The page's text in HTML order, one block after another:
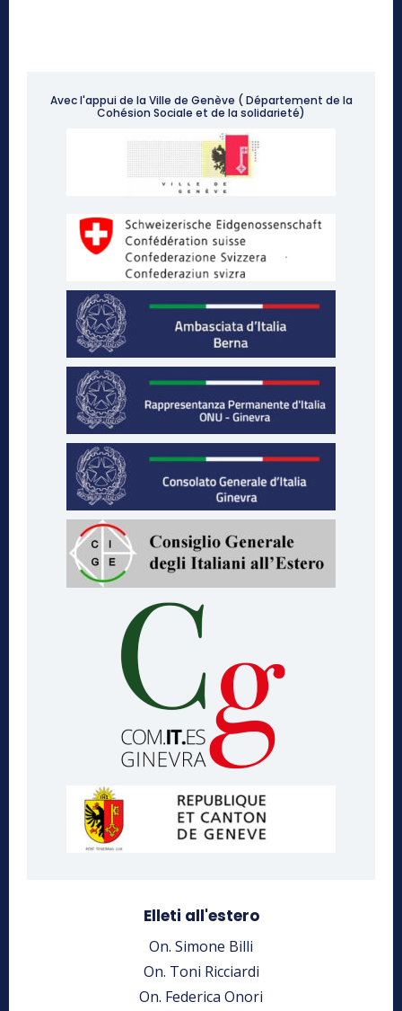
Avec l'appui de la Ville de Genève ( Département de la
Cohésion Sociale et de la solidarieté)
Elleti all'estero
On. Simone Billi
On. Toni Ricciardi
On. Federica Onori